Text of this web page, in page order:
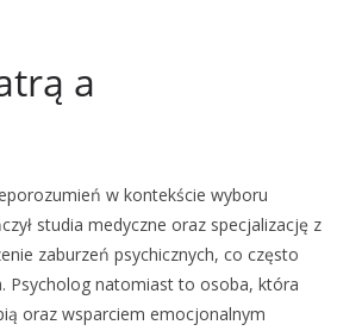
a
w kontekście wyboru
studia medyczne oraz specjalizację z
zaburzeń psychicznych, co często
Psycholog natomiast to osoba, która
oraz wsparciem emocjonalnym